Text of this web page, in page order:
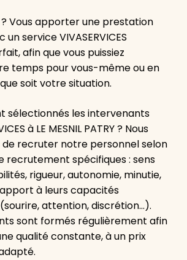
Vous apporter une prestation
service VIVASERVICES
afin que vous puissiez
temps pour vous-même ou en
soit votre situation.
sélectionnés les intervenants
à LE MESNIL PATRY ? Nous
de recruter notre personnel selon
recrutement spécifiques : sens
rigueur, autonomie, minutie,
à leurs capacités
attention, discrétion…).
sont formés régulièrement afin
qualité constante, à un prix